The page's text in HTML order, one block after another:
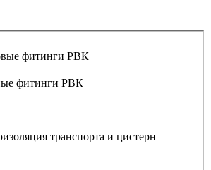
фитинги РВК
фитинги РВК
транспорта и цистерн